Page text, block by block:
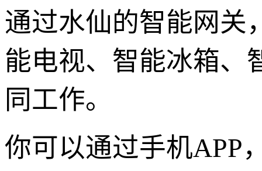
通过水仙的智能网关
能电视、智能冰箱、
同工作。
你可以通过手机APP